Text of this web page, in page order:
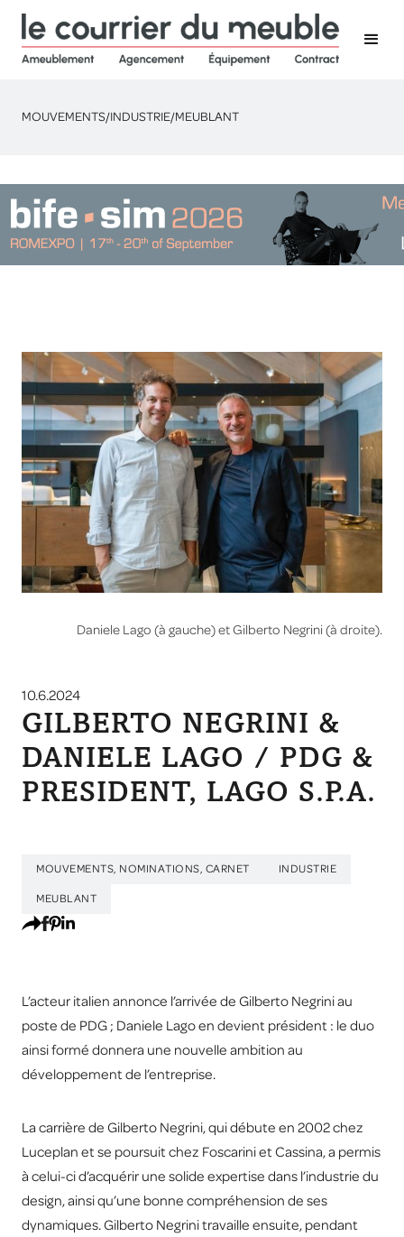
MOUVEMENTS/INDUSTRIE/MEUBLANT
Daniele Lago (à gauche) et Gilberto Negrini (à droite).
10.6.2024
GILBERTO NEGRINI &
DANIELE LAGO / PDG &
PRESIDENT, LAGO S.P.A.
MOUVEMENTS, NOMINATIONS, CARNET INDUSTRIE
MEUBLANT
L’acteur italien annonce l’arrivée de Gilberto Negrini au
poste de PDG ; Daniele Lago en devient président : le duo
ainsi formé donnera une nouvelle ambition au
développement de l’entreprise.
La carrière de Gilberto Negrini, qui débute en 2002 chez
Luceplan et se poursuit chez Foscarini et Cassina, a permis
à celui-ci d’acquérir une solide expertise dans l’industrie du
design, ainsi qu’une bonne compréhension de ses
dynamiques. Gilberto Negrini travaille ensuite, pendant